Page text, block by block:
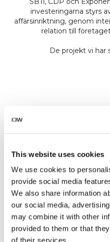
This website uses cookies
We use cookies to
provide social media
We also share information
our social media,
may combine it with other
provided to them or that
of their services.
investeringarna styrs
affärsinriktning, genom
relation till
BOREAL
Skydd av
I norra Sverige stöttar vi
för att skydda skogar
hyggesfritt skogsbruk,
biologiska mångfalden,
skog. Projektet
förbättra förutsättningarna
70 % av